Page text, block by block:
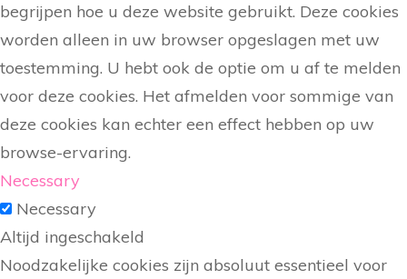
begrijpen hoe u deze website gebruikt. Deze cookies
worden alleen in uw browser opgeslagen met uw
toestemming. U hebt ook de optie om u af te melden
voor deze cookies. Het afmelden voor sommige van
deze cookies kan echter een effect hebben op uw
browse-ervaring.
Necessary
Necessary
Altijd ingeschakeld
Noodzakelijke cookies zijn absoluut essentieel voor